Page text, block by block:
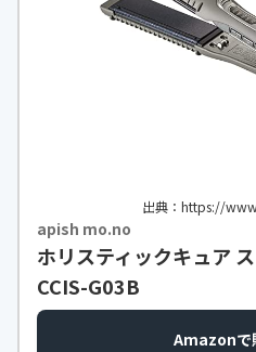
出典：https://
apish mo.no
ホリスティックキュア
CCIS-G03B
Amazonで